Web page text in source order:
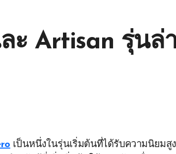
ะ Artisan รุ่นล่
เป็นหนึ่งในรุ่นเริ่มต้นที่ได้รับความนิยมสู